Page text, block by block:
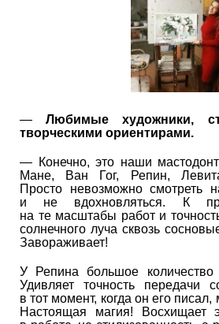
—Любимые художники,
творческими ориентирами.
— Конечно, это наши
Мане, Ван Гог, Репин,
Просто невозможно смотреть
и не вдохновляться. К
на те масштабы работ и
солнечного луча сквозь
Завораживает!
У Репина большое количество
Удивляет точность передачи
в тот момент, когда он его
Настоящая магия! Восхищает